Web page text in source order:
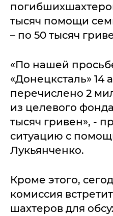
тысяч помощи
– по 50 тысяч
«По нашей
«Донецксталь» 14
перечислено 2
из целевого
тысяч гривен», -
ситуацию с
Лукьянченко.
Кроме этого,
комиссия
шахтеров для